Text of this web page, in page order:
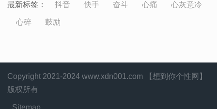
最新标签： 抖音 快手 奋斗 心痛 心灰意冷
心碎 鼓励
Copyright 2021-2024 www.xdn001.com 【想到你个性网】
版权所有
Sitemap